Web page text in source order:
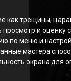
как трещины,
и оценку
по меню и
мастера
экрана для